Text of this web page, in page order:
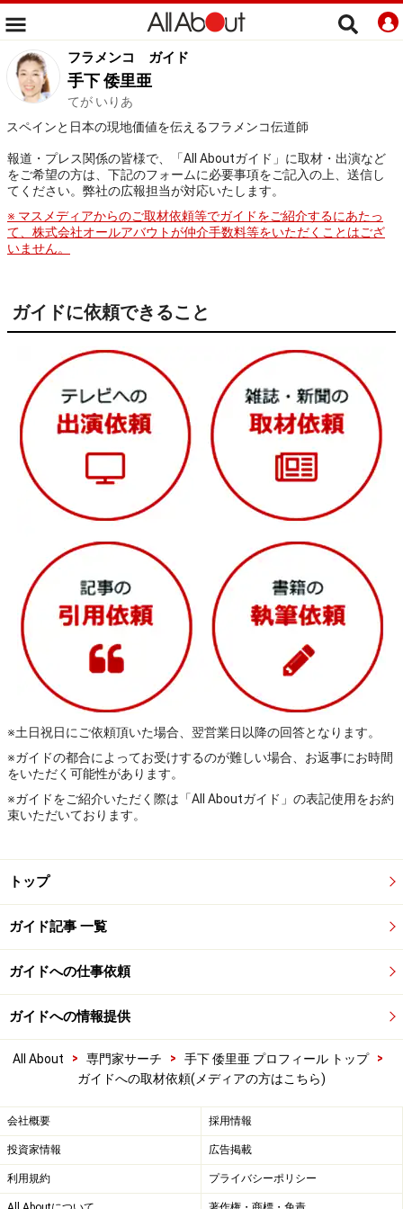
フラメンコ ガイド
手下 倭里亜
てが いりあ
スペインと日本の現地価値を伝えるフラメンコ伝道師
報道・プレス関係の皆様で、「All Aboutガイド」に取材・出演など
をご希望の方は、下記のフォームに必要事項をご記入の上、送信し
てください。弊社の広報担当が対応いたします。
※ マスメディアからのご取材依頼等でガイドをご紹介するにあたっ
て、株式会社オールアバウトが仲介手数料等をいただくことはござ
いません。
ガイドに依頼できること
※土日祝日にご依頼頂いた場合、翌営業日以降の回答となります。
※ガイドの都合によってお受けするのが難しい場合、お返事にお時間
をいただく可能性があります。
※ガイドをご紹介いただく際は「All Aboutガイド」の表記使用をお約
束いただいております。
トップ
ガイド記事 一覧
ガイドへの仕事依頼
ガイドへの情報提供
All About > 専門家サーチ > 手下 倭里亜 プロフィール トップ
>
ガイドへの取材依頼(メディアの方はこちら)
会社概要 採用情報
投資家情報 広告掲載
利用規約 プライバシーポリシー